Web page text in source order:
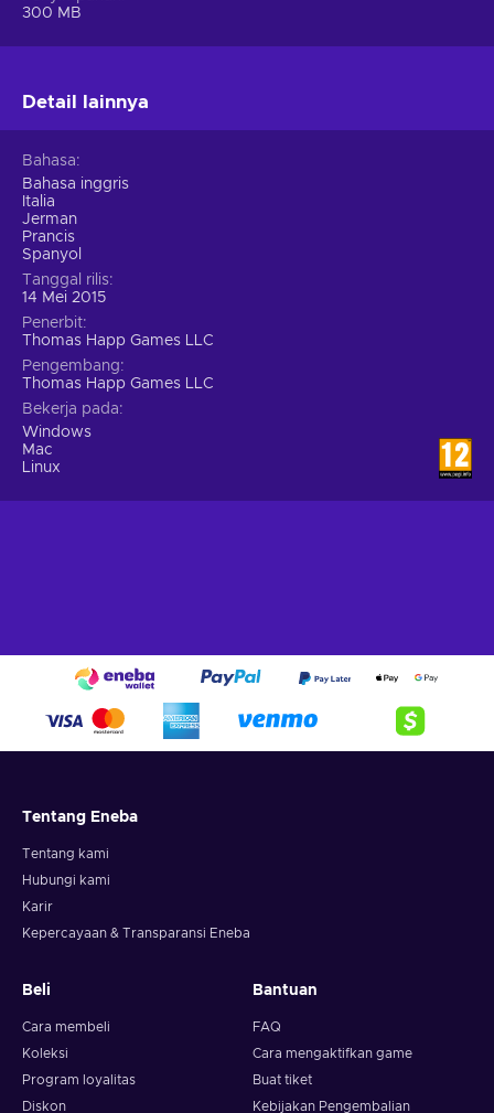
glitches not only to combat these foes but to solve the
afterlife? Is it real or virtual? A dream or a nightmare? A very
300 MB
Detail lainnya
Bahasa
Bahasa inggris
Italia
Jerman
Prancis
Spanyol
Tanggal rilis
14 Mei 2015
Penerbit
Thomas Happ Games LLC
Pengembang
Thomas Happ Games LLC
Bekerja pada
Windows
Mac
Linux
Tentang Eneba
Tentang kami
Hubungi kami
Karir
Kepercayaan & Transparansi Eneba
Beli
Cara membeli
Koleksi
Program loyalitas
Diskon
Bantuan
FAQ
Cara mengaktifkan game
Buat tiket
Kebijakan Pengembalian